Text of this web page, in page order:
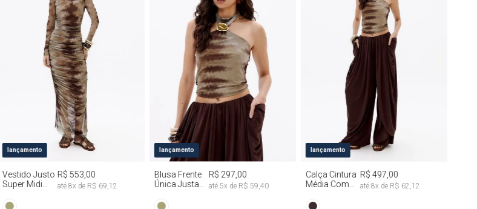
lançamento M G
Vestido Justo
Super Midi
Tie Dye
R$ 553,00
até 8x de R$ 69,12
lançamento G
Blusa Frente
Única Justa
R$ 297,00
até 5x de R$ 59,40
lançamento P M
Calça Cintura
Média Com
R$ 497,00
até8x deR$ 62,12